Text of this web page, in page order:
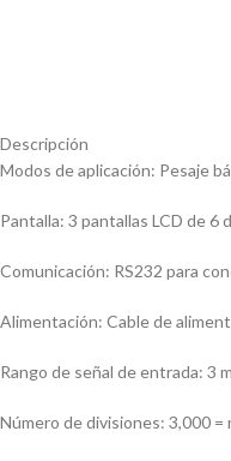
Descripción
Modos de aplicación: Pesaje
Pantalla: 3 pantallas LCD de 6
Comunicación: RS232 para
Alimentación: Cable de
Rango de señal de entrada: 3
Número de divisiones: 3,000 =